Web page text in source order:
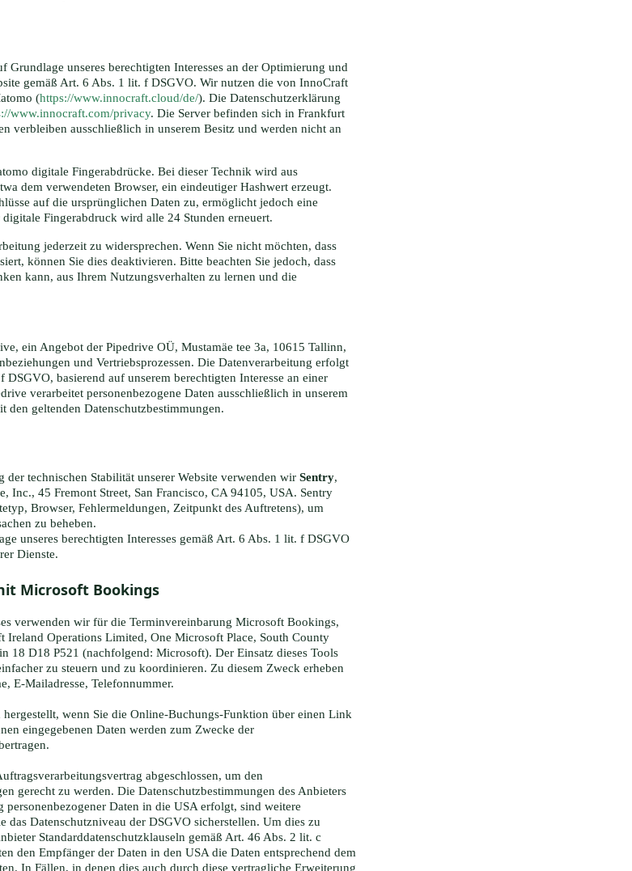
unseres berechtigten Interesses an der Optimierung und
gemäß Art. 6 Abs. 1 lit. f DSGVO. Wir nutzen die von InnoCraft
(https://www.innocraft.cloud/de/). Die Datenschutzerklärung
www.innocraft.com/privacy. Die Server befinden sich in Frankfurt
verbleiben ausschließlich in unserem Besitz und werden nicht an
digitale Fingerabdrücke. Bei dieser Technik wird aus
dem verwendeten Browser, ein eindeutiger Hashwert erzeugt.
auf die ursprünglichen Daten zu, ermöglicht jedoch eine
Fingerabdruck wird alle 24 Stunden erneuert.
jederzeit zu widersprechen. Wenn Sie nicht möchten, dass
können Sie dies deaktivieren. Bitte beachten Sie jedoch, dass
kann, aus Ihrem Nutzungsverhalten zu lernen und die
ein Angebot der Pipedrive OÜ, Mustamäe tee 3a, 10615 Tallinn,
und Vertriebsprozessen. Die Datenverarbeitung erfolgt
basierend auf unserem berechtigten Interesse an einer
verarbeitet personenbezogene Daten ausschließlich in unserem
geltenden Datenschutzbestimmungen.
der technischen Stabilität unserer Website verwenden wir Sentry,
Inc., 45 Fremont Street, San Francisco, CA 94105, USA. Sentry
Browser, Fehlermeldungen, Zeitpunkt des Auftretens), um
zu beheben.
unseres berechtigten Interesses gemäß Art. 6 Abs. 1 lit. f DSGVO
Dienste.
Microsoft Bookings
verwenden wir für die Terminvereinbarung Microsoft Bookings,
Ireland Operations Limited, One Microsoft Place, South County
18 D18 P521 (nachfolgend: Microsoft). Der Einsatz dieses Tools
zu steuern und zu koordinieren. Zu diesem Zweck erheben
E-Mailadresse, Telefonnummer.
wenn Sie die Online-Buchungs-Funktion über einen Link
eingegebenen Daten werden zum Zwecke der
abgeschlossen, um den
gerecht zu werden. Die Datenschutzbestimmungen des Anbieters
personenbezogener Daten in die USA erfolgt, sind weitere
das Datenschutzniveau der DSGVO sicherstellen. Um dies zu
Standarddatenschutzklauseln gemäß Art. 46 Abs. 2 lit. c
den Empfänger der Daten in den USA die Daten entsprechend dem
In Fällen, in denen dies auch durch diese vertragliche Erweiterung